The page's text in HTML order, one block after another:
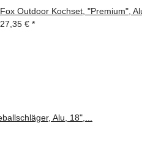
Fox Outdoor Kochset, "Premium",
27,35 € *